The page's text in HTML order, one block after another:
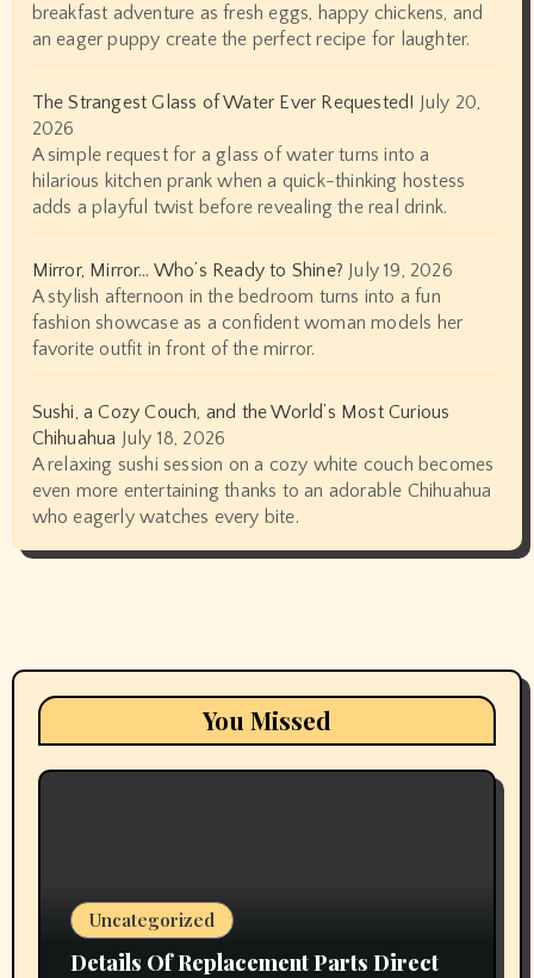
breakfast adventure as fresh eggs, happy chickens, and
an eager puppy create the perfect recipe for laughter.
The Strangest Glass of Water Ever Requested! July 20,
2026
A simple request for a glass of water turns into a
hilarious kitchen prank when a quick-thinking hostess
adds a playful twist before revealing the real drink.
Mirror, Mirror… Who’s Ready to Shine? July 19, 2026
A stylish afternoon in the bedroom turns into a fun
fashion showcase as a confident woman models her
favorite outfit in front of the mirror.
Sushi, a Cozy Couch, and the World’s Most Curious
Chihuahua July 18, 2026
A relaxing sushi session on a cozy white couch becomes
even more entertaining thanks to an adorable Chihuahua
who eagerly watches every bite.
You Missed
Uncategorized
Details Of Replacement Parts Direct